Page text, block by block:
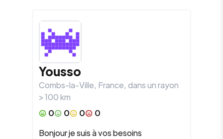
Yousso
Combs-la-Ville, France, dans un rayon
>100km
0
0 0
0
Bonjour je suis à vos besoins